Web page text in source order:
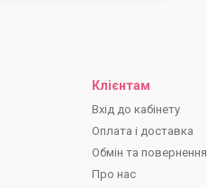
Клієнтам
Вхід до кабінету
Оплата і доставка
Обмін та повернення
Про нас